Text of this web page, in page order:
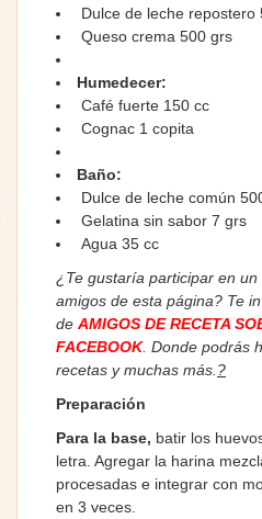
Dulce de leche repostero
Queso crema 500 grs
Humedecer:
Café fuerte 150 cc
Cognac 1 copita
Baño:
Dulce de leche común
Gelatina sin sabor 7 grs
Agua 35 cc
¿Te gustaría participar en
amigos de esta página? Te
de AMIGOS DE RECETA
FACEBOOK. Donde podrás
recetas y muchas más. ?
Preparación
Para la base, batir los
letra. Agregar la harina
procesadas e integrar con
en 3 veces.